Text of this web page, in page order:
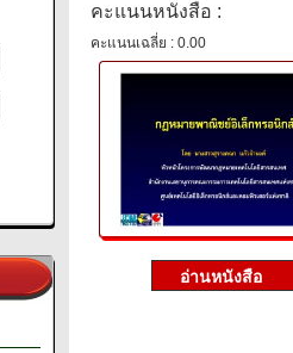
คะแนนหนังสือ :
คะแนนเฉลี่ย : 0.00